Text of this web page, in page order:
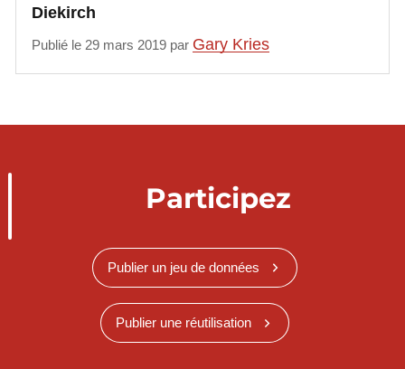
Diekirch
Publié le 29 mars 2019 par Gary Kries
Participez
Publier un jeu de données
Publier une réutilisation